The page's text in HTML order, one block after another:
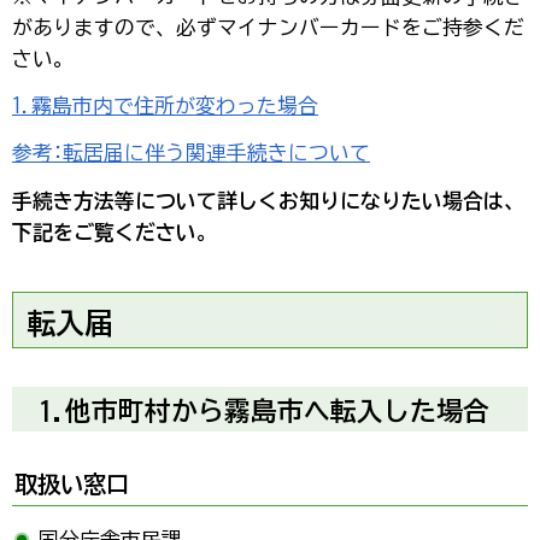
がありますので、必ずマイナンバーカードをご持参くだ
さい。
1.霧島市内で住所が変わった場合
参考:転居届に伴う関連手続きについて
手続き方法等について詳しくお知りになりたい場合は、
下記をご覧ください。
転入届
1.他市町村から霧島市へ転入した場合
取扱い窓口